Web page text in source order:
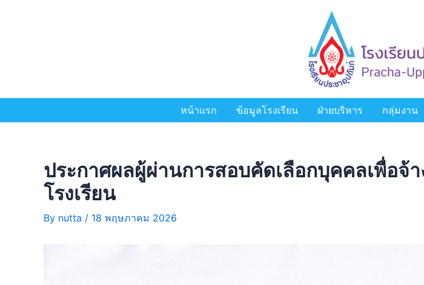
หน้าแรก ข้อมูลโรงเรียน ฝ่ายบริหาร กลุ่มงาน
ประกาศผลผู้ผ่านการสอบคัดเลือกบุคคลเพื่อจ้
โรงเรียน
By nutta / 18 พฤษภาคม 2026